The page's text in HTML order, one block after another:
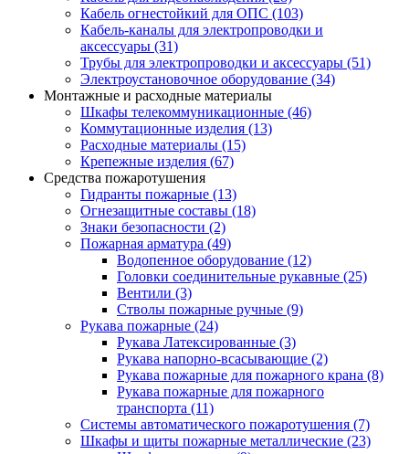
Кабель огнестойкий для ОПС (103)
Кабель-каналы для электропроводки и
аксессуары (31)
Трубы для электропроводки и аксессуары (51)
Электроустановочное оборудование (34)
Монтажные и расходные материалы
Шкафы телекоммуникационные (46)
Коммутационные изделия (13)
Расходные материалы (15)
Крепежные изделия (67)
Средства пожаротушения
Гидранты пожарные (13)
Огнезащитные составы (18)
Знаки безопасности (2)
Пожарная арматура (49)
Водопенное оборудование (12)
Головки соединительные рукавные (25)
Вентили (3)
Стволы пожарные ручные (9)
Рукава пожарные (24)
Рукава Латексированные (3)
Рукава напорно-всасывающие (2)
Рукава пожарные для пожарного крана (8)
Рукава пожарные для пожарного
транспорта (11)
Системы автоматического пожаротушения (7)
Шкафы и щиты пожарные металлические (23)